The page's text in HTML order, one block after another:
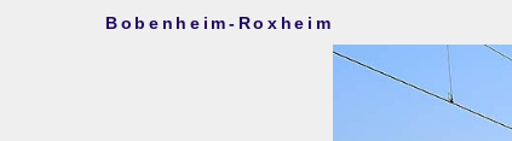
Bobenheim-Roxheim